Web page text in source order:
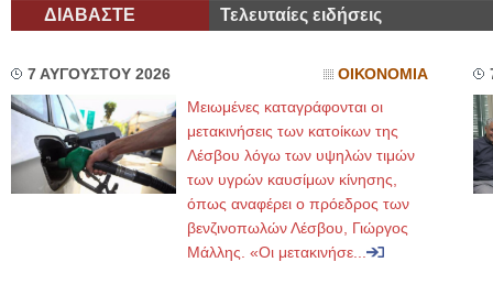
ΔΙΑΒΑΣΤΕ Τελευταίες ειδήσεις
7 ΑΥΓΟΥΣΤΟΥ 2026 ΟΙΚΟΝΟΜΙΑ
Μειωμένες καταγράφονται οι
μετακινήσεις των κατοίκων της
Λέσβου λόγω των υψηλών τιμών
των υγρών καυσίμων κίνησης,
όπως αναφέρει ο πρόεδρος των
βενζινοπωλών Λέσβου, Γιώργος
Μάλλης. «Οι μετακινήσε...